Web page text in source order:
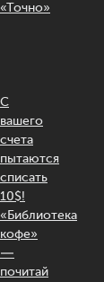
«Точно»
С
вашего
счета
пытаются
списать
10$!
«Библиотека
кофе»
—
почитай